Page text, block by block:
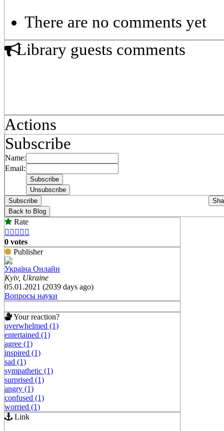
There are no comments yet
Library guests comments
Actions
Subscribe
Name:
Email:
Subscribe
Back to Blog
Rate
    
0 votes
Publisher
Україна Онлайн
Kyiv, Ukraine
05.01.2021 (2039 days ago)
Вопросы науки
Your reaction?
overwhelmed (1)
entertained (1)
agree (1)
inspired (1)
sad (1)
sympathetic (1)
surprised (1)
angry (1)
confused (1)
worried (1)
Link